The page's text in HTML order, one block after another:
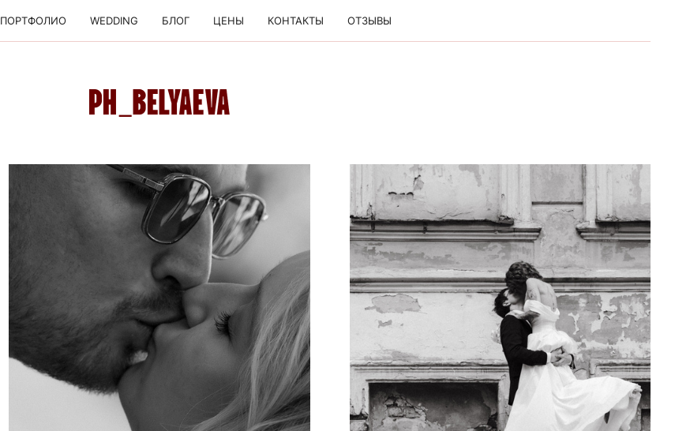
ПОРТФОЛИО WEDDING БЛОГ ЦЕНЫ КОНТАКТЫ ОТЗЫВЫ